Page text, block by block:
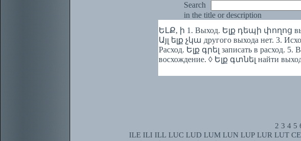
Search
in the title or description
ԵԼՔ, ի 1. Выход. Ելք դեպի փողոց
Այլ ելք չկա другого выхода нет. 3.
Расход. Ելք գրել записать в расход.
восхождение. ◊ Ելք գտնել найти
2 3 4 5
ILE ILI ILL LUC LUD LUM LUN LUP LUR LUT